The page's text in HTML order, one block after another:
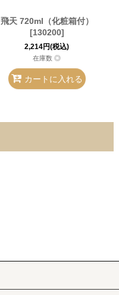
飛天 720ml（化粧箱付）
[130200]
2,214円(税込)
在庫数 ◎
カートに入れる